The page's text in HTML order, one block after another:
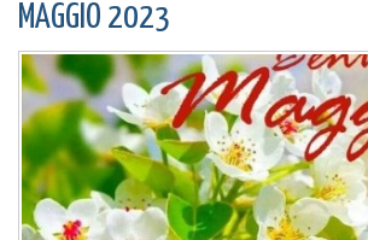
MAGGIO 2023